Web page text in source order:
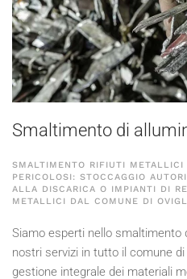
Smaltimento di
SMALTIMENTO RIFIUTI METALLICI
PERICOLOSI: STOCCAGGIO
ALLA DISCARICA O IMPIANTI DI
METALLICI DAL COMUNE DI
Siamo esperti nello
nostri servizi in tutto il comune
gestione integrale dei materiali